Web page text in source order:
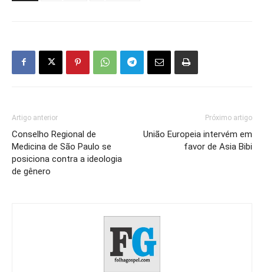
Artigo anterior
Conselho Regional de
Medicina de São Paulo se
posiciona contra a ideologia
de gênero
Próximo artigo
União Europeia intervém em
favor de Asia Bibi